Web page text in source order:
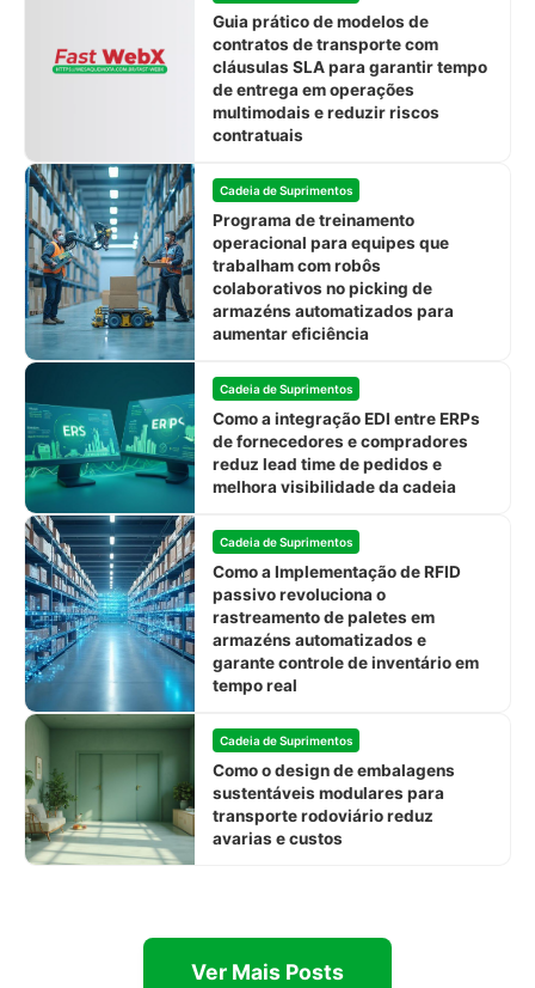
Guia prático de modelos de
contratos de transporte com
cláusulas SLA para garantir tempo
de entrega em operações
multimodais e reduzir riscos
contratuais
Cadeia de Suprimentos
Programa de treinamento
operacional para equipes que
trabalham com robôs
colaborativos no picking de
armazéns automatizados para
aumentar eficiência
Cadeia de Suprimentos
Como a integração EDI entre ERPs
de fornecedores e compradores
reduz lead time de pedidos e
melhora visibilidade da cadeia
Cadeia de Suprimentos
Como a Implementação de RFID
passivo revoluciona o
rastreamento de paletes em
armazéns automatizados e
garante controle de inventário em
tempo real
Cadeia de Suprimentos
Como o design de embalagens
sustentáveis modulares para
transporte rodoviário reduz
avarias e custos
Ver Mais Posts